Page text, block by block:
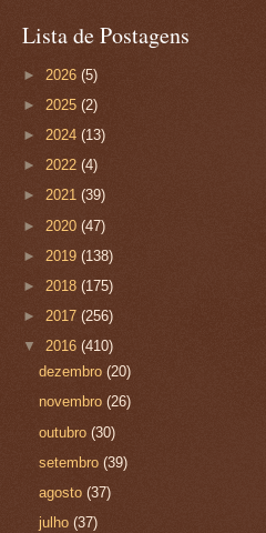
Lista de Postagens
► 2026 (5)
► 2025 (2)
► 2024 (13)
► 2022 (4)
► 2021 (39)
► 2020 (47)
► 2019 (138)
► 2018 (175)
► 2017 (256)
▼ 2016 (410)
dezembro(20)
novembro(26)
outubro(30)
setembro(39)
agosto(37)
julho(37)